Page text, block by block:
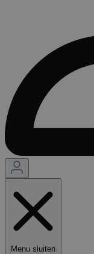
Menu sluiten